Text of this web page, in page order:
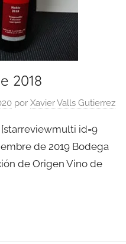
2018
por Xavier Valls Gutierrez
id=9
de 2019 Bodega
de Origen Vino de